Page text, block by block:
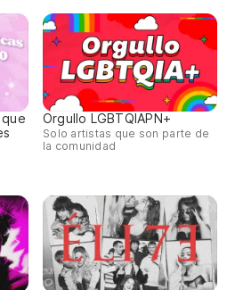
Orgullo LGBTQIAPN+
Solo artistas que son parte de
la comunidad